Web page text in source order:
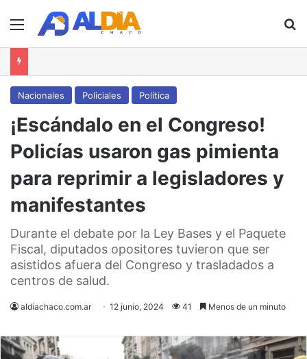
Menú
Nacionales Policiales Política
¡Escándalo en el Congreso!
Policías usaron gas pimienta
para reprimir a legisladores y
manifestantes
Durante el debate por la Ley Bases y el Paquete
Fiscal, diputados opositores tuvieron que ser
asistidos afuera del Congreso y trasladados a
centros de salud.
aldiachaco.com.ar 12 junio, 2024 41 Menos de un minuto